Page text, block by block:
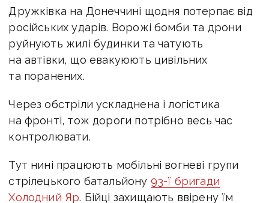
Дружківка на Донеччині щодня потерпає від
російських ударів. Ворожі бомби та дрони
руйнують жилі будинки та чатують
на автівки, що евакуюють цивільних
та поранених.
Через обстріли ускладнена і логістика
на фронті, тож дороги потрібно весь час
контролювати.
Тут нині працюють мобільні вогневі групи
стрілецького батальйону 93-ї бригади
Холодний Яр. Бійці захищають ввірену їм